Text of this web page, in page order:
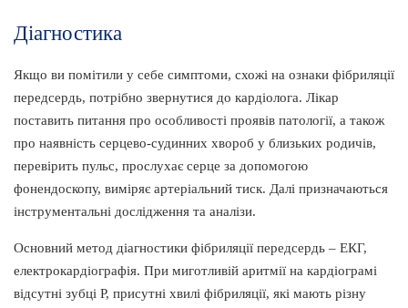
Діагностика
Якщо ви помітили у себе симптоми, схожі на ознаки фібриляції
передсердь, потрібно звернутися до кардіолога. Лікар
поставить питання про особливості проявів патології, а також
про наявність серцево-судинних хвороб у близьких родичів,
перевірить пульс, прослухає серце за допомогою
фонендоскопу, виміряє артеріальний тиск. Далі призначаються
інструментальні дослідження та аналізи.
Основний метод діагностики фібриляції передсердь – ЕКГ,
електрокардіографія. При миготливій аритмії на кардіограмі
відсутні зубці Р, присутні хвилі фібриляції, які мають різну